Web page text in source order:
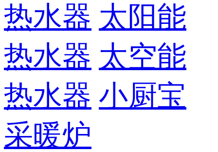
热水器 太阳能
热水器 太空能
热水器 小厨宝
采暖炉